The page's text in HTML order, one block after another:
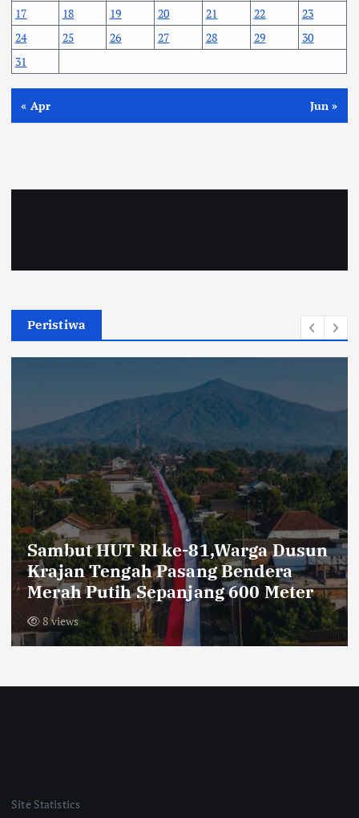
17
18 19 20 21 22
23
24
25 26 27 28 29
30
31
« Apr Jun »
Peristiwa
Kawah Oro-oro Kesongko di Blora
Kembali Meletus
7 views
Site Statistics